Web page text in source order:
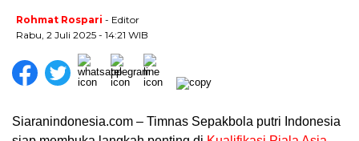
Rohmat Rospari - Editor
Rabu, 2 Juli 2025 - 14:21 WIB
Siaranindonesia.com – Timnas Sepakbola putri Indonesia